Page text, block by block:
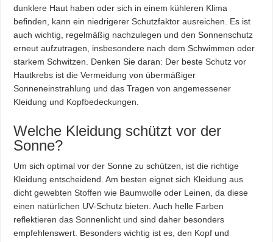
dunklere Haut haben oder sich in einem kühleren Klima
befinden, kann ein niedrigerer Schutzfaktor ausreichen. Es ist
auch wichtig, regelmäßig nachzulegen und den Sonnenschutz
erneut aufzutragen, insbesondere nach dem Schwimmen oder
starkem Schwitzen. Denken Sie daran: Der beste Schutz vor
Hautkrebs ist die Vermeidung von übermäßiger
Sonneneinstrahlung und das Tragen von angemessener
Kleidung und Kopfbedeckungen.
Welche Kleidung schützt vor der
Sonne?
Um sich optimal vor der Sonne zu schützen, ist die richtige
Kleidung entscheidend. Am besten eignet sich Kleidung aus
dicht gewebten Stoffen wie Baumwolle oder Leinen, da diese
einen natürlichen UV-Schutz bieten. Auch helle Farben
reflektieren das Sonnenlicht und sind daher besonders
empfehlenswert. Besonders wichtig ist es, den Kopf und